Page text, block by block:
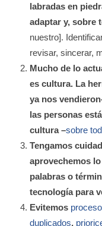
labradas en
adaptar y, sobre
nuestro].
revisar, sincerar,
Mucho de lo
es cultura. La
ya nos
las personas
cultura –sobre
Tengamos
aprovechemos
palabras o
tecnología para
Evitemos
duplicados,